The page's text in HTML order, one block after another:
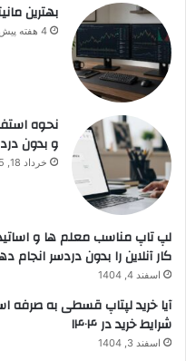
بهترین
4 هفته پیش
و بدون
خرداد 18, 1405
لپ تاپ مناسب معلم ها و
کار آنلاین را بدون دردسر انجام
اسفند 4, 1404
آیا خرید لپتاپ قسطی به صرفه
شرایط خرید در ۱۴۰۴
اسفند 3, 1404